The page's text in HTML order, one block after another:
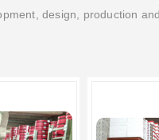
design, production